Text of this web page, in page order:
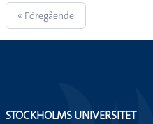
« Föregående
STOCKHOLMS UNIVERSITET